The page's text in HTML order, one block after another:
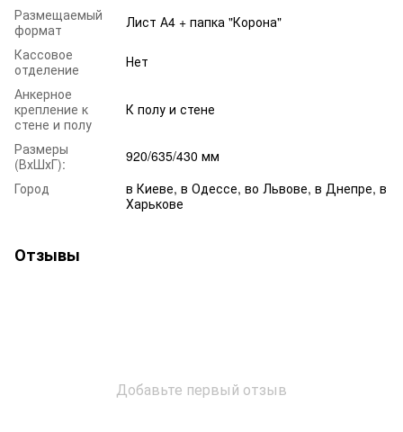
Размещаемый
формат
Лист А4 + папка "Корона"
Кассовое
отделение
Нет
Анкерное
крепление к
стене и полу
К полу и стене
Размеры
(ВхШхГ):
920/635/430 мм
Город
в Киеве, в Одессе, во Львове, в Днепре, в
Харькове
Отзывы
Добавьте первый отзыв